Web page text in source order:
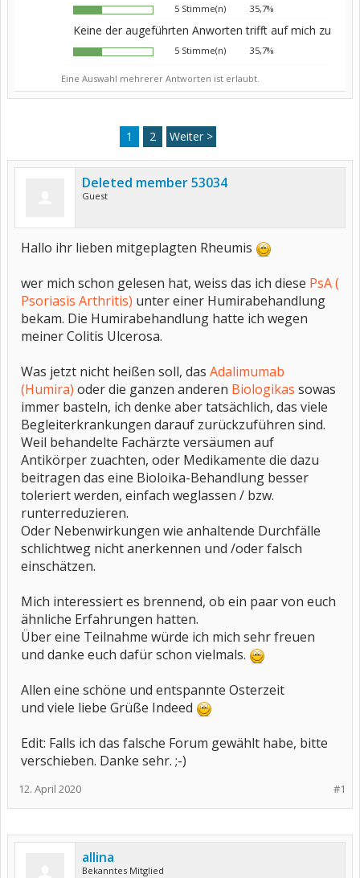
5 Stimme(n) 35,7%
Keine der augeführten Anworten trifft auf mich zu
5 Stimme(n) 35,7%
Eine Auswahl mehrerer Antworten ist erlaubt.
1 2 Weiter >
Deleted member 53034
Guest
Hallo ihr lieben mitgeplagten Rheumis
wer mich schon gelesen hat, weiss das ich diese PsA (
Psoriasis Arthritis) unter einer Humirabehandlung
bekam. Die Humirabehandlung hatte ich wegen
meiner Colitis Ulcerosa.
Was jetzt nicht heißen soll, das Adalimumab
(Humira) oder die ganzen anderen Biologikas sowas
immer basteln, ich denke aber tatsächlich, das viele
Begleiterkrankungen darauf zurückzuführen sind.
Weil behandelte Fachärzte versäumen auf
Antikörper zuachten, oder Medikamente die dazu
beitragen das eine Bioloika-Behandlung besser
toleriert werden, einfach weglassen / bzw.
runterreduzieren.
Oder Nebenwirkungen wie anhaltende Durchfälle
schlichtweg nicht anerkennen und /oder falsch
einschätzen.
Mich interessiert es brennend, ob ein paar von euch
ähnliche Erfahrungen hatten.
Über eine Teilnahme würde ich mich sehr freuen
und danke euch dafür schon vielmals.
Allen eine schöne und entspannte Osterzeit
und viele liebe Grüße Indeed
Edit: Falls ich das falsche Forum gewählt habe, bitte
verschieben. Danke sehr. ;-)
#1
12. April 2020
allina
Bekanntes Mitglied